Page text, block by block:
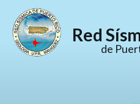
Red
de